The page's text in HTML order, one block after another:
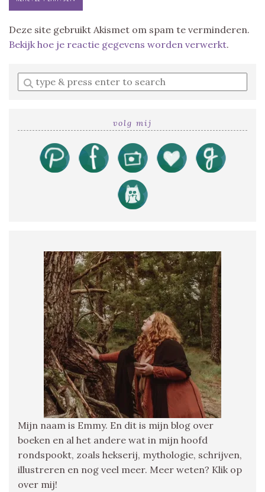
Deze site gebruikt Akismet om spam te verminderen.
Bekijk hoe je reactie gegevens worden verwerkt.
Enter
a
volg mij
Mijn naam is Emmy. En dit is mijn blog over
boeken en al het andere wat in mijn hoofd
rondspookt, zoals hekserij, mythologie, schrijven,
illustreren en nog veel meer. Meer weten? Klik op
over mij!